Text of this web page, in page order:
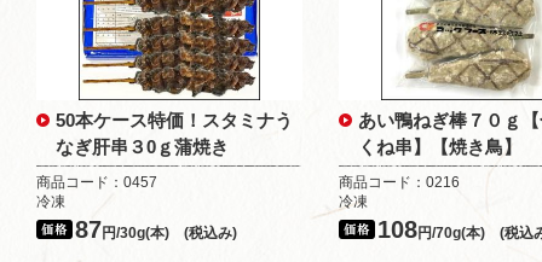
50本ケース特価！スタミナう
なぎ肝串３0ｇ蒲焼き
商品コード：0457
冷凍
87円/30g(本) (税込み)
あい鴨ねぎ棒７０ｇ
くね串】【焼き鳥】
商品コード：0216
冷凍
108円/70g(本) (税込